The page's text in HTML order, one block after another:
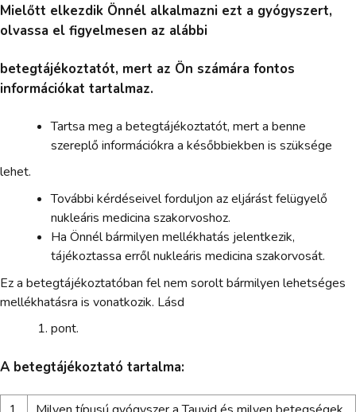
Mielőtt elkezdik Önnél alkalmazni ezt a gyógyszert,
olvassa el figyelmesen az alábbi
betegtájékoztatót, mert az Ön számára fontos
információkat tartalmaz.
Tartsa meg a betegtájékoztatót, mert a benne
szereplő információkra a későbbiekben is szüksége
lehet.
További kérdéseivel forduljon az eljárást felügyelő
nukleáris medicina szakorvoshoz.
Ha Önnél bármilyen mellékhatás jelentkezik,
tájékoztassa erről nukleáris medicina szakorvosát.
Ez a betegtájékoztatóban fel nem sorolt bármilyen lehetséges
mellékhatásra is vonatkozik. Lásd
pont.
A betegtájékoztató tartalma: